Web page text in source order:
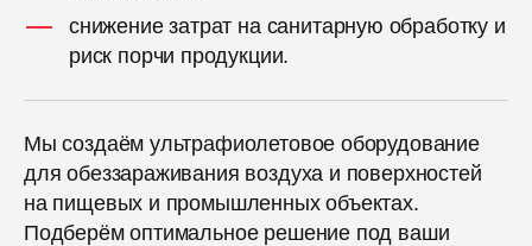
снижение затрат на санитарную обработку и
риск порчи продукции.
Мы создаём ультрафиолетовое оборудование
для обеззараживания воздуха и поверхностей
на пищевых и промышленных объектах.
Подберём оптимальное решение под ваши